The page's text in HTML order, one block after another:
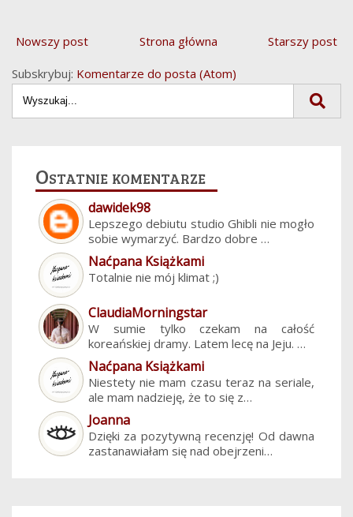
Nowszy post Starszy post
Strona główna
Subskrybuj: Komentarze do posta (Atom)
Ostatnie komentarze
dawidek98
Lepszego debiutu studio Ghibli nie mogło
sobie wymarzyć. Bardzo dobre …
Naćpana Książkami
Totalnie nie mój klimat ;)
ClaudiaMorningstar
W sumie tylko czekam na całość
koreańskiej dramy. Latem lecę na Jeju. …
Naćpana Książkami
Niestety nie mam czasu teraz na seriale,
ale mam nadzieję, że to się z…
Joanna
Dzięki za pozytywną recenzję! Od dawna
zastanawiałam się nad obejrzeni…